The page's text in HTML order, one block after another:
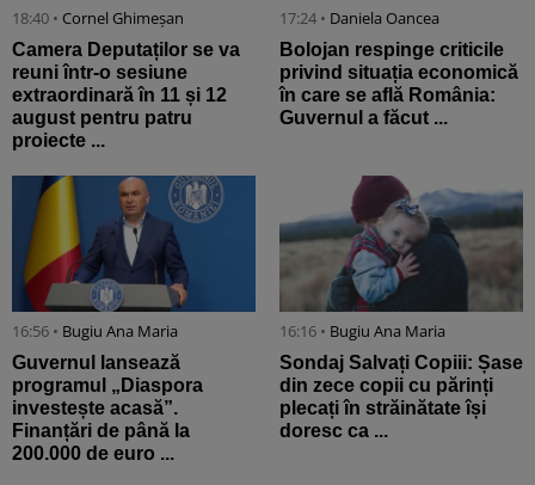
18:40 • Cornel Ghimeșan
Camera Deputaților se va
reuni într-o sesiune
extraordinară în 11 și 12
august pentru patru
proiecte ...
17:24 • Daniela Oancea
Bolojan respinge criticile
privind situația economică
în care se află România:
Guvernul a făcut ...
16:56 • Bugiu ⁠Ana Maria
Guvernul lansează
programul „Diaspora
investește acasă”.
Finanțări de până la
200.000 de euro ...
16:16 • Bugiu ⁠Ana Maria
Sondaj Salvați Copiii: Șase
din zece copii cu părinți
plecați în străinătate își
doresc ca ...